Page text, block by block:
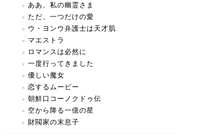
ああ、私の幽霊さま
ただ、一つだけの愛
ウ・ヨンウ弁護士は天才肌
マエストラ
ロマンスは必然に
一度行ってきました
優しい魔女
恋するムービー
朝鮮口コーノクドゥ伝
空から降る一億の星
財閥家の末息子